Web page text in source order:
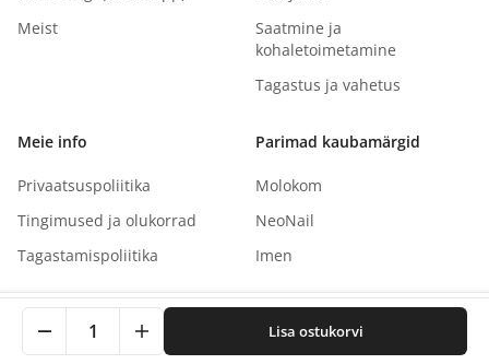
1 Lisa ostukorvi
Meist
Saatmine ja
kohaletoimetamine
Tagastus ja vahetus
Meie info
Privaatsuspoliitika
Tingimused ja olukorrad
Tagastamispoliitika
Parimad kaubamärgid
Molokom
NeoNail
Imen
Autoriõigus©2026NaNails.eu Kõik õigused kaitstud
See sait kasutab küpsiseid teie kogemuse parandamiseks.
Klõpsates nõustute meie privaatsuspoliitikaga.